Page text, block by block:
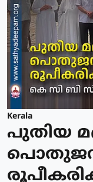
Kerala
പുതിയ